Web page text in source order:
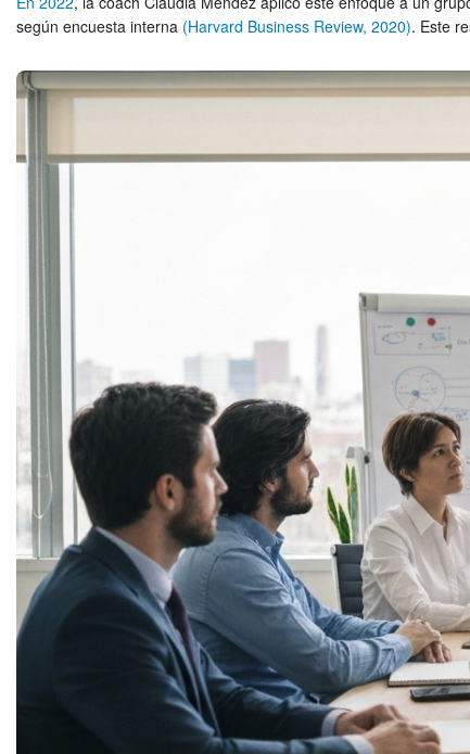
según encuesta interna (Harvard Business Review, 2020). Este